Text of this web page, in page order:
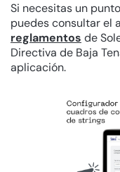
Si necesitas un
puedes consultar el
reglamentos de
Directiva de Baja
aplicación.